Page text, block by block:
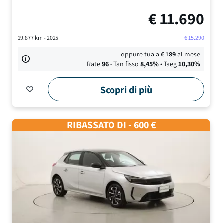
€11.690
19.877km - 2025 €15.290
oppure tua a€189al mese
Rate96• Tan fisso 8,45%• Taeg10,30%
Scopri di più
RIBASSATO DI - 600 €